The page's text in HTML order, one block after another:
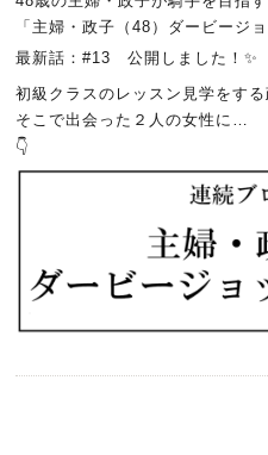
「主婦・政子（48）ダービージ
最新話：#13 公開しました！✨
初級クラスのレッスン見学をする
そこで出会った２人の女性に…
👇